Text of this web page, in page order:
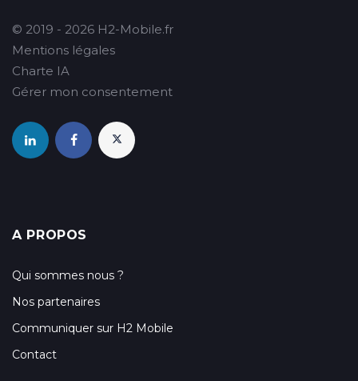
© 2019 - 2026 H2-Mobile.fr
Mentions légales
Charte IA
Gérer mon consentement
A PROPOS
Qui sommes nous ?
Nos partenaires
Communiquer sur H2 Mobile
Contact